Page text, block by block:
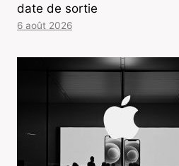
date de sortie
6 août 2026